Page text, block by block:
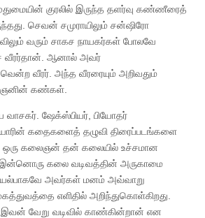
முதுமையின் குரலில் இருந்த தளர்வு கண்ணீரைத்
செவன் சமுராயிலும் சன்ஷிரோ
வரும் சாகச நாயகர்கள் போலவே
வீரர்தான். ஆனால் அவர்
வீரர். அந்த வீரரையும் அறிவதும்
கண்கள்.
வாசகர். ஷேக்ஸ்பியர், பியோதர்
கதைகளைத் தழுவி திரைப்படங்களை
ஒரு கலைஞன் தன் கலையில் உச்சமான
கலை வடிவத்தின் அருகாமை
அவர்கள் மனம் அவ்வாறு
எளிதில் அறிந்துகொள்கிறது.
வேறு வடிவில் காண்கின்றான் என